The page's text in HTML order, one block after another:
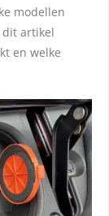
modellen
dit artikel
en welke